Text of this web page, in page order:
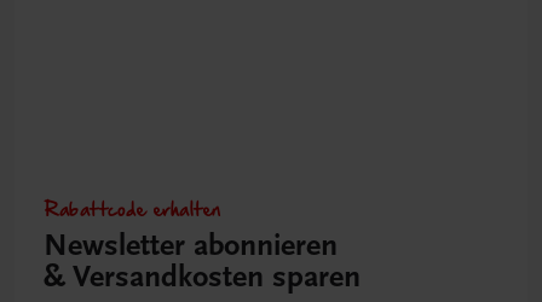
Rabattcode erhalten
Newsletter abonnieren
& Versandkosten sparen